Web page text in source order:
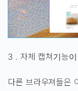
3 . 자체 캡쳐기능
다른 브라우져들은